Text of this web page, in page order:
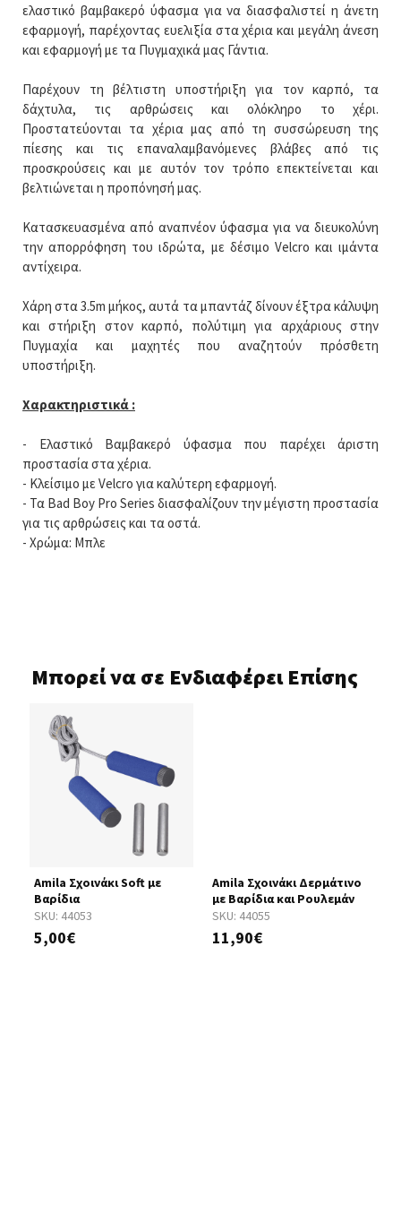
ελαστικό βαμβακερό ύφασμα για να διασφαλιστεί η άνετη
εφαρμογή, παρέχοντας ευελιξία στα χέρια και μεγάλη άνεση
και εφαρμογή με τα Πυγμαχικά μας Γάντια.
Παρέχουν τη βέλτιστη υποστήριξη για τον καρπό, τα
δάχτυλα, τις αρθρώσεις και ολόκληρο το χέρι.
Προστατεύονται τα χέρια μας από τη συσσώρευση της
πίεσης και τις επαναλαμβανόμενες βλάβες από τις
προσκρούσεις και με αυτόν τον τρόπο επεκτείνεται και
βελτιώνεται η προπόνησή μας.
Κατασκευασμένα από αναπνέον ύφασμα για να διευκολύνη
την απορρόφηση του ιδρώτα, με δέσιμο Velcro και ιμάντα
αντίχειρα.
Χάρη στα 3.5m μήκος, αυτά τα μπαντάζ δίνουν έξτρα κάλυψη
και στήριξη στον καρπό, πολύτιμη για αρχάριους στην
Πυγμαχία και μαχητές που αναζητούν πρόσθετη
υποστήριξη.
Χαρακτηριστικά :
- Ελαστικό Βαμβακερό ύφασμα που παρέχει άριστη
προστασία στα χέρια.
- Κλείσιμο με Velcro για καλύτερη εφαρμογή.
- Τα Bad Boy Pro Series διασφαλίζουν την μέγιστη προστασία
για τις αρθρώσεις και τα οστά.
- Χρώμα: Μπλε
Μπορεί να σε Ενδιαφέρει Επίσης
SKU: 44053
Amila Σχοινάκι Soft με
Βαρίδια
5,00€
SKU: 44055
Amila Σχοινάκι Δερμάτινο
με Βαρίδια και Ρουλεμάν
11,90€